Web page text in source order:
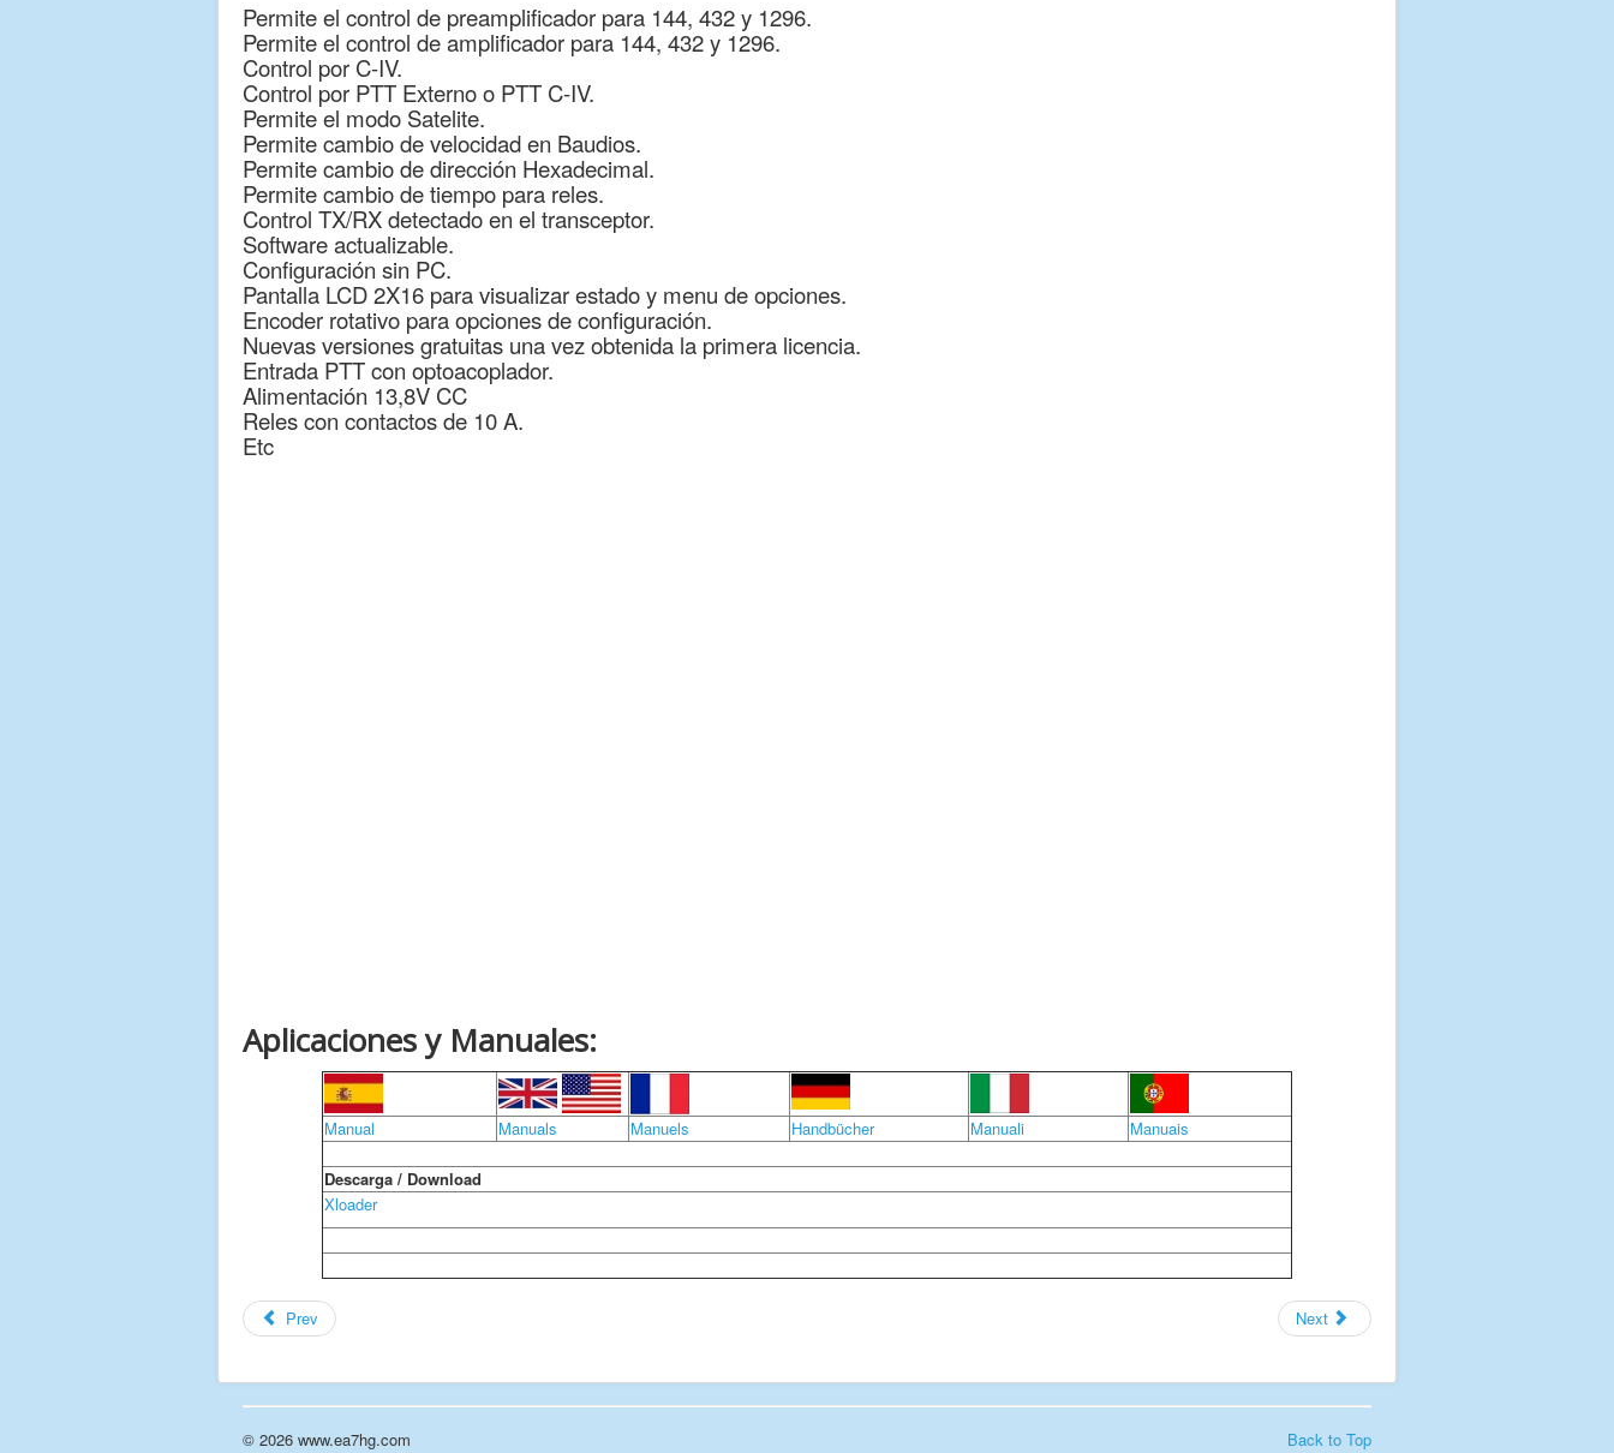
Permite el control de preamplificador para 144, 432 y 1296.
Permite el control de amplificador para 144, 432 y 1296.
Control por C-IV.
Control por PTT Externo o PTT C-IV.
Permite el modo Satelite.
Permite cambio de velocidad en Baudios.
Permite cambio de dirección Hexadecimal.
Permite cambio de tiempo para reles.
Control TX/RX detectado en el transceptor.
Software actualizable.
Configuración sin PC.
Pantalla LCD 2X16 para visualizar estado y menu de opciones.
Encoder rotativo para opciones de configuración.
Nuevas versiones gratuitas una vez obtenida la primera licencia.
Entrada PTT con optoacoplador.
Alimentación 13,8V CC
Reles con contactos de 10 A.
Etc
Aplicaciones y Manuales:
Manual Manuals Manuels Handbücher Manuali Manuais
Descarga / Download
Xloader
Prev Next
Back to Top
© 2026 www.ea7hg.com